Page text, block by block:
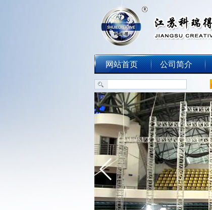
网站首页 公司简介